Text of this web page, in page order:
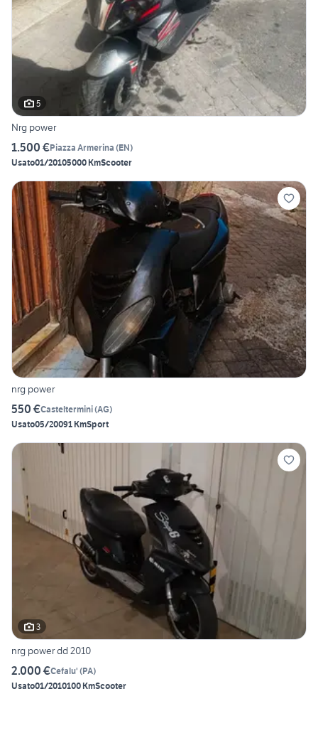
5
Nrg power
1.500 €Piazza Armerina (EN)
Usato01/20105000 KmScooter
nrg power
550 €Casteltermini(AG)
Usato05/20091 KmSport
3
nrg power dd 2010
2.000 €Cefalu' (PA)
Usato01/2010100 KmScooter